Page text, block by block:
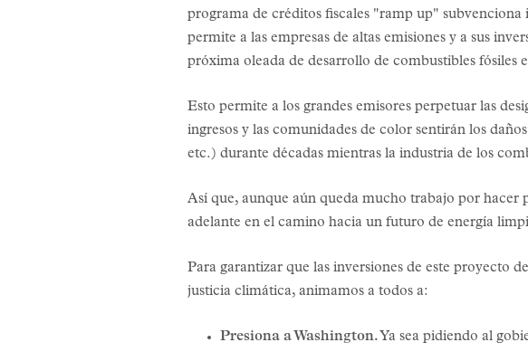
programa de créditos fiscales "ramp up"
permite a las empresas de altas emisiones y a sus
próxima oleada de desarrollo de combustibles fósiles
Esto permite a los grandes emisores perpetuar las
ingresos y las comunidades de color sentirán los
etc.) durante décadas mientras la industria de los
Así que, aunque aún queda mucho trabajo por hacer
adelante en el camino hacia un futuro de energía
Para garantizar que las inversiones de este proyecto
justicia climática, animamos a todos a:
Presiona a Washington. Ya sea pidiendo al